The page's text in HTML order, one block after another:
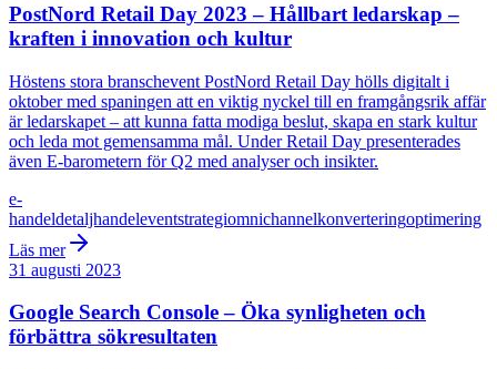
PostNord Retail Day 2023 – Hållbart ledarskap –
kraften i innovation och kultur
Höstens stora branschevent PostNord Retail Day hölls digitalt i
oktober med spaningen att en viktig nyckel till en framgångsrik affär
är ledarskapet – att kunna fatta modiga beslut, skapa en stark kultur
och leda mot gemensamma mål. Under Retail Day presenterades
även E-barometern för Q2 med analyser och insikter.
e-
handeldetaljhandeleventstrategiomnichannelkonverteringoptimering
Läs mer
31 augusti 2023
Google Search Console – Öka synligheten och
förbättra sökresultaten